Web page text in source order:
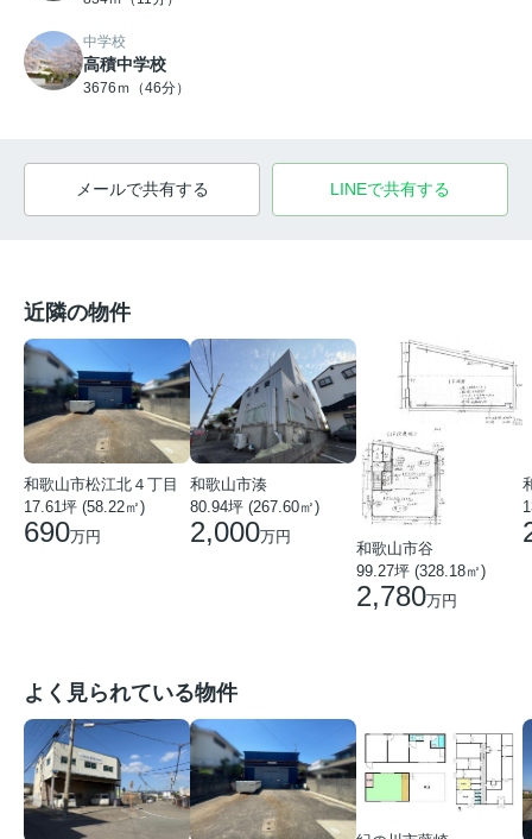
中学校
高積中学校
3676ｍ（46分）
メールで共有する LINEで共有する
近隣の物件
和歌山市松江北４丁目
17.61坪 (58.22㎡)
690万円
和歌山市湊
80.94坪 (267.60㎡)
2,000万円
和歌山市谷
99.27坪 (328.18㎡)
2,780万円
よく見られている物件